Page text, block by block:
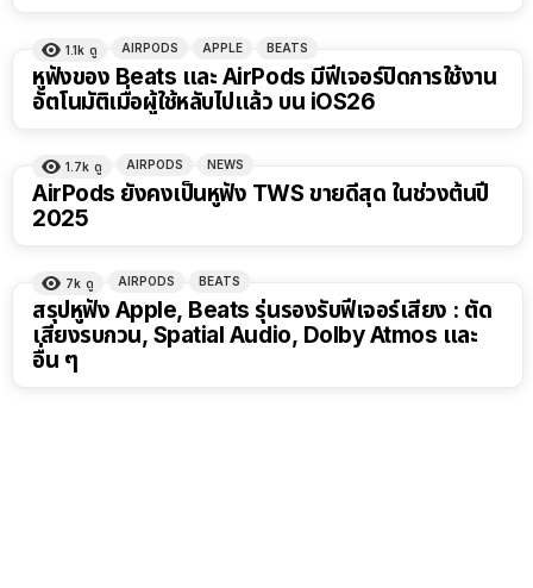
1.1k ดู AIRPODS APPLE BEATS
หูฟังของ Beats และ AirPods มีฟีเจอร์ปิดการใช้งาน
อัตโนมัติเมื่อผู้ใช้หลับไปแล้ว บน iOS26
1.7k ดู AIRPODS NEWS
AirPods ยังคงเป็นหูฟัง TWS ขายดีสุด ในช่วงต้นปี
2025
7k ดู AIRPODS BEATS
สรุปหูฟัง Apple, Beats รุ่นรองรับฟีเจอร์เสียง : ตัด
เสียงรบกวน, Spatial Audio, Dolby Atmos และ
อื่น ๆ